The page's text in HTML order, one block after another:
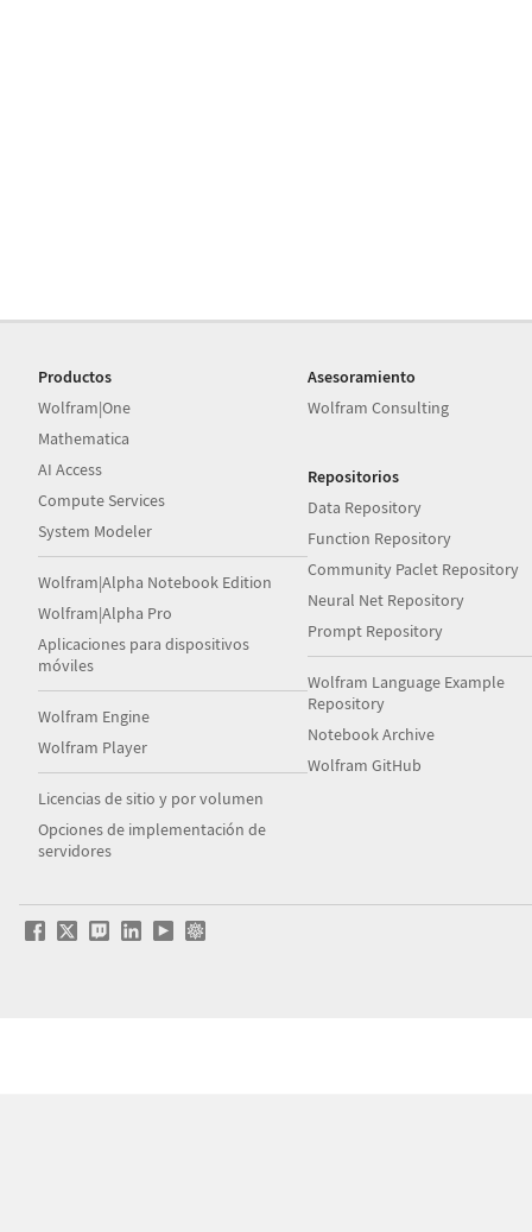
Productos
Wolfram|One
Mathematica
AI Access
Compute Services
System Modeler
Wolfram|Alpha Notebook Edition
Wolfram|Alpha Pro
Aplicaciones para dispositivos
móviles
Wolfram Engine
Wolfram Player
Licencias de sitio y por volumen
Opciones de implementación de
servidores
Asesoramiento
Wolfram Consulting
Repositorios
Data Repository
Function Repository
Community Paclet Repository
Neural Net Repository
Prompt Repository
Wolfram Language Example
Repository
Notebook Archive
Wolfram GitHub